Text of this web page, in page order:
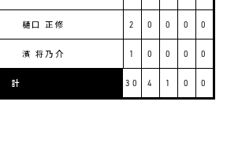
樋口 正修 2 0 0 0 0
濱 将乃介 1 0 0 0 0
計 30 4 1 0 0